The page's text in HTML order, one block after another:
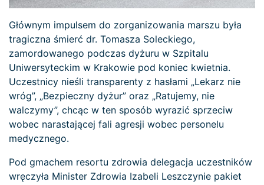
Głównym impulsem do zorganizowania marszu była
tragiczna śmierć dr. Tomasza Soleckiego,
zamordowanego podczas dyżuru w Szpitalu
Uniwersyteckim w Krakowie pod koniec kwietnia.
Uczestnicy nieśli transparenty z hasłami „Lekarz nie
wróg”, „Bezpieczny dyżur” oraz „Ratujemy, nie
walczymy”, chcąc w ten sposób wyrazić sprzeciw
wobec narastającej fali agresji wobec personelu
medycznego.
Pod gmachem resortu zdrowia delegacja uczestników
wręczyła Minister Zdrowia Izabeli Leszczynie pakiet